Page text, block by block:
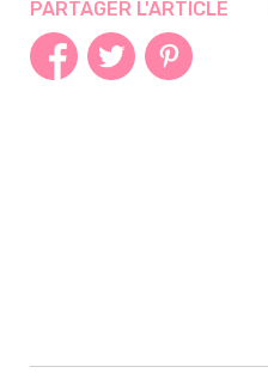
PARTAGER L'ARTICLE